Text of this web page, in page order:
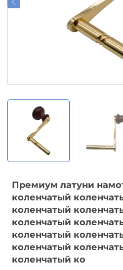
Премиум латуни
коленчатый
коленчатый
коленчатый
коленчатый
коленчатый
коленчатый ко